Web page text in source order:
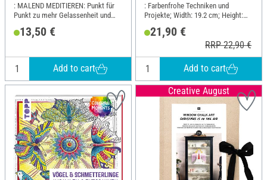
: MALEND MEDITIEREN: Punkt für
Punkt zu mehr Gelassenheit und
Height: 24.1 cm
13,50 €
Add to cart
Handbuch"
: Farbenfrohe Techniken und
Projekte; Width: 19.2 cm; Height:
21,90 €
RRP 22,90 €
Add to cart
Creative August